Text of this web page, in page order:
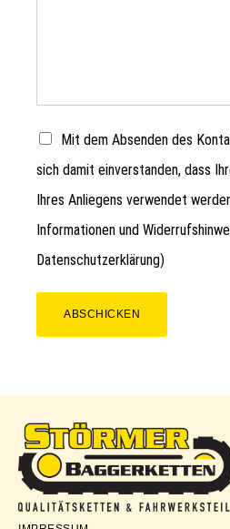
Mit dem Absenden des
sich damit einverstanden, dass
Ihres Anliegens verwendet
Informationen und
Datenschutzerklärung)
ABSCHICKEN
Störmer